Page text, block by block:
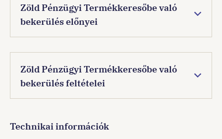
Zöld Pénzügyi Termékkeresőbe való
bekerülés előnyei
is tartogat előnyöket, többek közt:
költségmentes marketing:egy szélesebb
affluens, „zöld” ügyfélkör költségmentes
elérését teszi lehetővé a pénzügyi
Termékkereső a potenciális érdeklődőket
átirányítja a pénzügyi szervezet releváns
Zöld Pénzügyi Termékkeresőbe való
bekerülés feltételei
SFDR 8. vagy 9. cikkének megfelelő pénzügyi
Technikai információk